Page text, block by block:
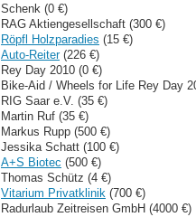
Schenk (0 €)
RAG Aktiengesellschaft (300 €)
Röpfl Holzparadies (15 €)
Auto-Reiter(226 €)
Rey Day 2010 (0 €)
Bike-Aid / Wheels for Life Rey Day
RIG Saar e.V. (35 €)
Martin Ruf (35 €)
Markus Rupp (500 €)
Jessika Schatt (100 €)
A+S Biotec (500 €)
Thomas Schütz (4 €)
Vitarium Privatklinik (700 €)
Radurlaub Zeitreisen GmbH (4000 €)